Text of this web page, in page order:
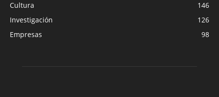
Cultura
146
Investigación
126
Empresas
98